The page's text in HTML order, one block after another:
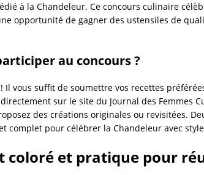
à la Chandeleur. Ce concours culinaire
opportunité de gagner des ustensiles de
au concours ?
Il vous suffit de soumettre vos recettes
sur le site du Journal des Femmes
des créations originales ou revisitées.
complet pour célébrer la Chandeleur avec
coloré et pratique pour